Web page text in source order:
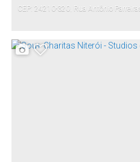
CEP: 24210-320 Rua Antônio